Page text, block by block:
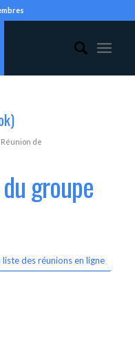
Réunion de
groupe
liste des réunions en ligne